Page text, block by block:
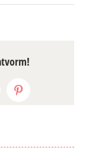
Pinterest